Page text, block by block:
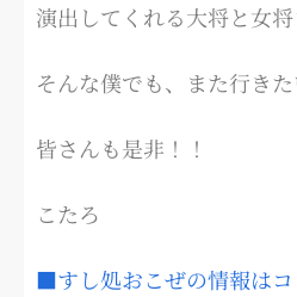
演出してくれる大将と女
そんな僕でも、また行き
皆さんも是非！！
こたろ
■すし処おこぜの情報はコ